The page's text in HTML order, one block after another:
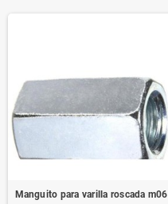
Manguito para varilla roscada m06